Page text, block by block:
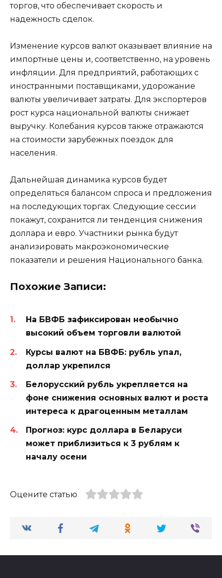
торгов, что обеспечивает скорость и
надежность сделок.
Изменение курсов валют оказывает влияние на
импортные цены и, соответственно, на уровень
инфляции. Для предприятий, работающих с
иностранными поставщиками, удорожание
валюты увеличивает затраты. Для экспортеров
рост курса национальной валюты снижает
выручку. Колебания курсов также отражаются
на стоимости зарубежных поездок для
населения.
Дальнейшая динамика курсов будет
определяться балансом спроса и предложения
на последующих торгах. Следующие сессии
покажут, сохранится ли тенденция снижения
доллара и евро. Участники рынка будут
анализировать макроэкономические
показатели и решения Национального банка.
Похожие Записи:
На БВФБ зафиксирован необычно
высокий объем торговли валютой
Курсы валют на БВФБ: рубль упал,
доллар укрепился
Белорусский рубль укрепляется на
фоне снижения основных валют и роста
интереса к драгоценным металлам
Прогноз: курс доллара в Беларуси
может приблизиться к 3 рублям к
началу осени
Оцените статью